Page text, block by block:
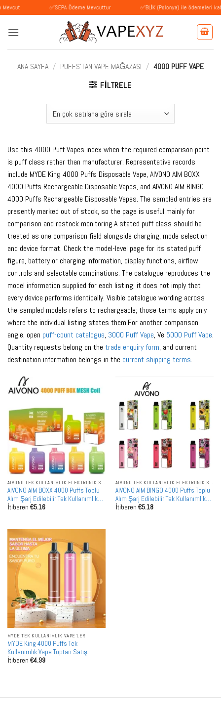
İçeriğe
atla
✅SEPA Ödeme Mevcuttur ✅BLİK (Polonya) ile ödemeleri kabul
ANA SAYFA / PUFFS'TAN VAPE MAĞAZASI / 4000 PUFF VAPE
FILTRELE
Use this 4000 Puff Vapes index when the required comparison point
is puff class rather than manufacturer. Representative records
include MYDE King 4000 Puffs Disposable Vape, AIVONO AIM BOXX
4000 Puffs Rechargeable Disposable Vapes, and AIVONO AIM BINGO
4000 Puffs Rechargeable Disposable Vapes. The sampled entries are
presently marked out of stock, so the page is useful mainly for
comparison and restock monitoring.A stated puff class should be
treated as one comparison field alongside charging, mode selection
and device format. Check the model-level page for its stated puff
figure, battery or charging information, display functions, airflow
controls and selectable combinations. The catalogue reproduces the
model information supplied for each listing; it does not imply that
every device performs identically. Visible catalogue wording across
the sampled models refers to rechargeable; those terms apply only
where the individual listing states them.For another comparison
angle, open puff-count catalogue, 3000 Puff Vape, Ve 5000 Puff Vape.
Quantity requests belong on the trade enquiry form, and current
destination information belongs in the current shipping terms.
AIVONO TEK KULLANIMLIK ELEKTRONIK SIGARALAR
AIVONO AIM BOXX 4000 Puffs Toplu
Alım Şarj Edilebilir Tek Kullanımlık
Vape Toptan Satış
İtibaren €5.16
AIVONO TEK KULLANIMLIK ELEKTRONIK SIGARALAR
AIVONO AIM BINGO 4000 Puffs Toplu
Alım Şarj Edilebilir Tek Kullanımlık
Vape Toptan Satış
İtibaren €5.18
MYDE TEK KULLANIMLIK VAPE'LER
MYDE King 4000 Puffs Tek
Kullanımlık Vape Toptan Satış
İtibaren €4.99